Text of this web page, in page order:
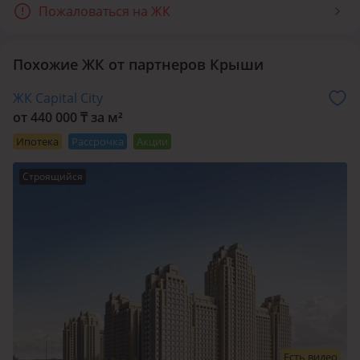
фасадов до функциональных и просторных планировок.
Проект расположен в тихом и уютном районе Шымкента,
доступ ко всем важным направлениям. Это позволяет
наслаждаться тишиной и приватностью, не теряя связи с
На территории Kainar Village предусмотрен коммерческий
блок с магазинами, кафе, пекарнями, аптеками и другими
удобствами. Всё необходимое для повседневной жизни
находится в шаговой доступности, что избавляет от
необходимости выезжать за пределы района. Это делает
повседневную жизнь проще и комфортнее.
Пожаловаться на ЖК
Похожие ЖК от партнеров Крыши
ЖК Capital City
от 440 000 ₸ за м²
Ипотека Рассрочка Акции
Есть видео
Строящийся